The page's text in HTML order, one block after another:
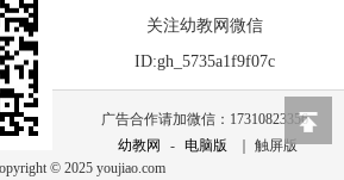
关注幼教网微信
ID:gh_5735a1f9f07c
广告合作请加微信：17310823356
幼教网
- 电脑版
｜ 触屏版
© 2025 youjiao.com